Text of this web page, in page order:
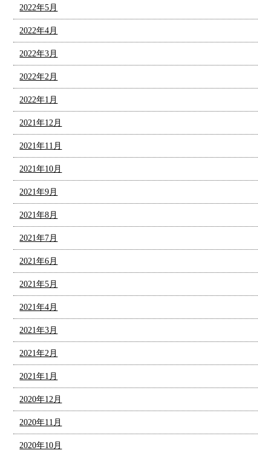
2022年5月
2022年4月
2022年3月
2022年2月
2022年1月
2021年12月
2021年11月
2021年10月
2021年9月
2021年8月
2021年7月
2021年6月
2021年5月
2021年4月
2021年3月
2021年2月
2021年1月
2020年12月
2020年11月
2020年10月